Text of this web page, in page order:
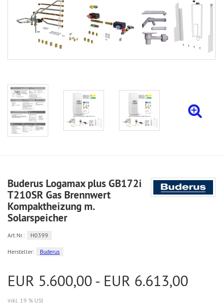
Buderus Logamax plus GB172i
T210SR Gas Brennwert
Kompaktheizung m.
Solarspeicher
Art.Nr.: H0399
Hersteller: Buderus
EUR 5.600,00 - EUR 6.613,00
inkl. 19 % USt